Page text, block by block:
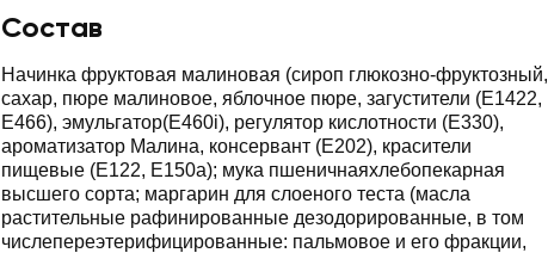
Состав
Начинка фруктовая малиновая (сироп глюкозно-фруктозный,
сахар, пюре малиновое, яблочное пюре, загустители (Е1422,
Е466), эмульгатор(Е460i), регулятор кислотности (Е330),
ароматизатор Малина, консервант (Е202), красители
пищевые (Е122, Е150а); мука пшеничнаяхлебопекарная
высшего сорта; маргарин для слоеного теста (масла
растительные рафинированные дезодорированные, в том
числепереэтерифицированные: пальмовое и его фракции,